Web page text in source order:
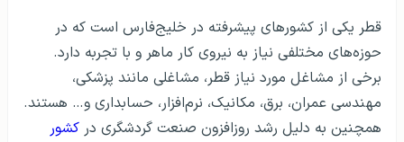
قطر یکی از کشورهای پیشرفته در خلیج‌فارس است که در
حوزه‌های مختلفی نیاز به نیروی کار ماهر و با تجربه دارد.
برخی از مشاغل مورد نیاز قطر، مشاغلی مانند پزشکی،
مهندسی عمران، برق، مکانیک، نرم‌افزار، حسابداری و… هستند.
همچنین به دلیل رشد روزافزون صنعت گردشگری در کشور